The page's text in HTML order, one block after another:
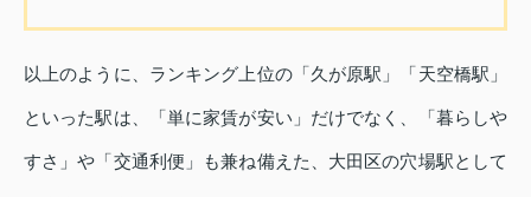
以上のように、ランキング上位の「久が原駅」「天空橋駅」
といった駅は、「単に家賃が安い」だけでなく、「暮らしや
すさ」や「交通利便」も兼ね備えた、大田区の穴場駅として